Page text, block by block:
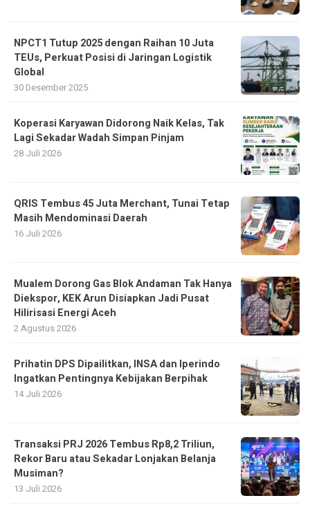
NPCT1 Tutup 2025 dengan Raihan 10 Juta
TEUs, Perkuat Posisi di Jaringan Logistik
Global
30 Desember 2025
Koperasi Karyawan Didorong Naik Kelas, Tak
Lagi Sekadar Wadah Simpan Pinjam
28 Juli 2026
QRIS Tembus 45 Juta Merchant, Tunai Tetap
Masih Mendominasi Daerah
16 Juli 2026
Mualem Dorong Gas Blok Andaman Tak Hanya
Diekspor, KEK Arun Disiapkan Jadi Pusat
Hilirisasi Energi Aceh
2 Agustus 2026
Prihatin DPS Dipailitkan, INSA dan Iperindo
Ingatkan Pentingnya Kebijakan Berpihak
14 Juli 2026
Transaksi PRJ 2026 Tembus Rp8,2 Triliun,
Rekor Baru atau Sekadar Lonjakan Belanja
Musiman?
13 Juli 2026